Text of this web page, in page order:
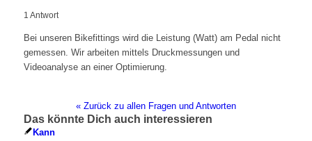
1 Antwort
Bei unseren Bikefittings wird die Leistung (Watt) am Pedal nicht
gemessen. Wir arbeiten mittels Druckmessungen und
Videoanalyse an einer Optimierung.
« Zurück zu allen Fragen und Antworten
Das könnte Dich auch interessieren
Kann